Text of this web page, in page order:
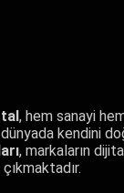
, hem sanayi
kendini
, markaların